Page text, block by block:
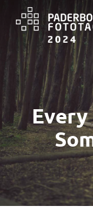
main
content
Every